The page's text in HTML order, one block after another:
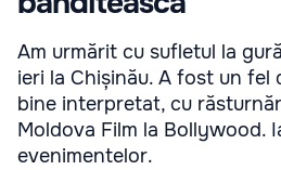
Am urmărit cu sufletul la
ieri la Chișinău. A fost un
bine interpretat, cu
Moldova Film la Bollywood.
evenimentelor.